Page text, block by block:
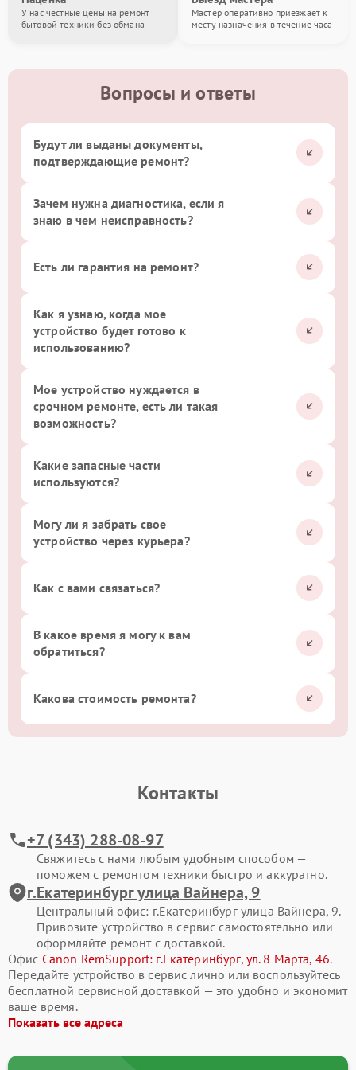
У нас честные цены на ремонт
бытовой техники без обмана
Мастер оперативно приезжает к
месту назначения в течение часа
Вопросы и ответы
Будут ли выданы документы,
подтверждающие ремонт?
Зачем нужна диагностика, если я
знаю в чем неисправность?
Есть ли гарантия на ремонт?
Как я узнаю, когда мое
устройство будет готово к
использованию?
Мое устройство нуждается в
срочном ремонте, есть ли такая
возможность?
Какие запасные части
используются?
Могу ли я забрать свое
устройство через курьера?
Как с вами связаться?
В какое время я могу к вам
обратиться?
Какова стоимость ремонта?
Контакты
+7 (343) 288-08-97
Свяжитесь с нами любым удобным способом —
поможем с ремонтом техники быстро и аккуратно.
г.Екатеринбург улица Вайнера, 9
Центральный офис: г.Екатеринбург улица Вайнера, 9.
Привозите устройство в сервис самостоятельно или
оформляйте ремонт с доставкой.
Офис Canon RemSupport: г.Екатеринбург, ул. 8 Марта, 46.
Передайте устройство в сервис лично или воспользуйтесь
бесплатной сервисной доставкой — это удобно и экономит
ваше время.
Показать все адреса